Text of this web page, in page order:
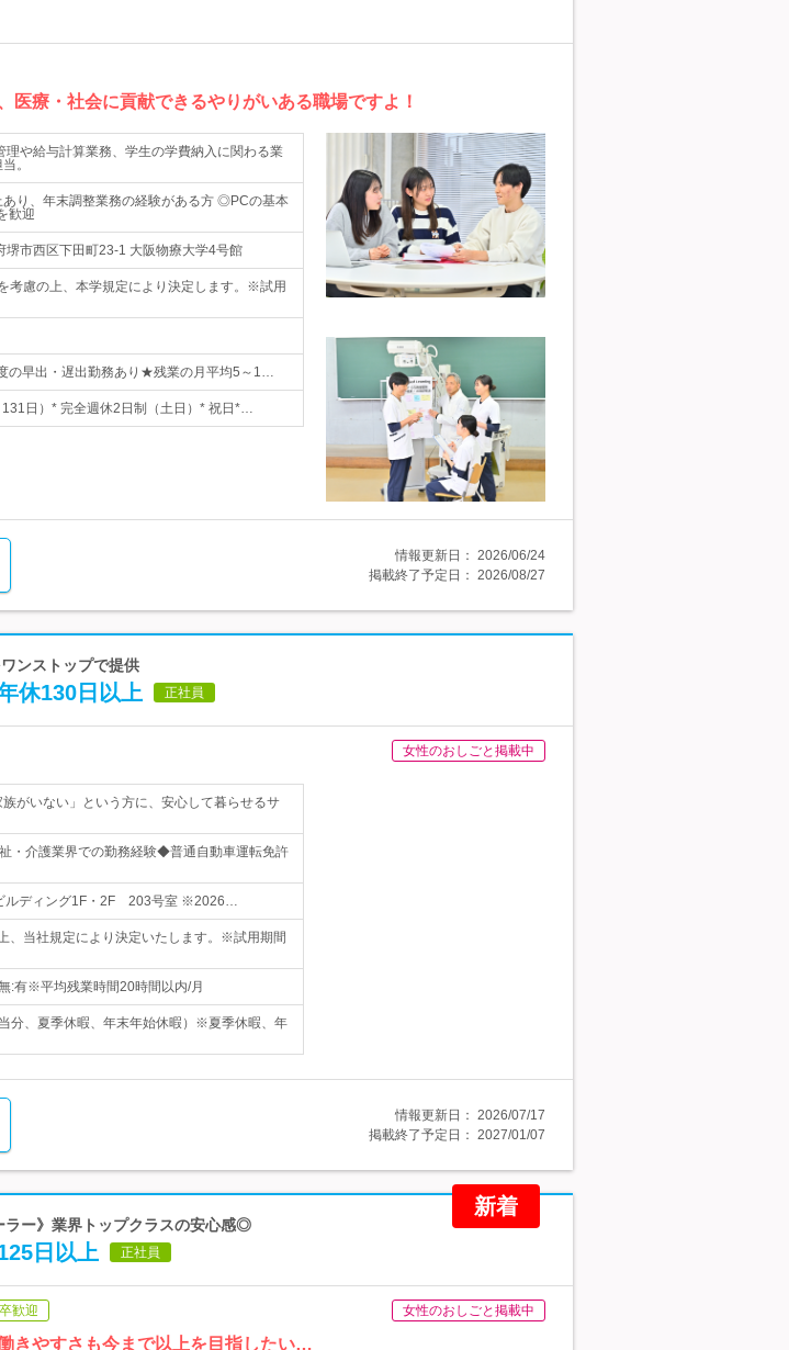
療・社会に貢献できるやりがいある職場ですよ！
理や給与計算業務、学生の学費納入に関わる業
。
り、年末調整業務の経験がある方 ◎PCの基本
歓迎
堺市西区下田町23-1 大阪物療大学4号館
慮の上、本学規定により決定します。※試用
の早出・遅出勤務あり★残業の月平均5～1…
日）* 完全週休2日制（土日）* 祝日*…
情報更新日： 2026/06/24
掲載終了予定日： 2026/08/27
ンストップで提供
休130日以上 正社員
女性のおしごと掲載中
がいない」という方に、安心して暮らせるサ
・介護業界での勤務経験◆普通自動車運転免許
ビルディング1F・2F 203号室 ※2026…
当社規定により決定いたします。※試用期間
:有※平均残業時間20時間以内/月
分、夏季休暇、年末年始休暇）※夏季休暇、年
情報更新日： 2026/07/17
掲載終了予定日： 2027/01/07
新着
ラー》業界トップクラスの安心感◎
日以上 正社員
歓迎 女性のおしごと掲載中
きやすさも今まで以上を目指したい…